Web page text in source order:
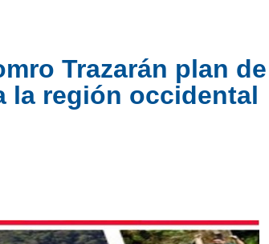
Trazarán plan de
la región occidental